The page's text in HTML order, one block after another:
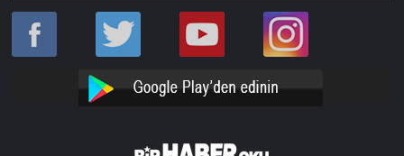
Haber
Oku
Haber
Oku
Bir
Haber
YouTube
Bir
Haber
Instagram